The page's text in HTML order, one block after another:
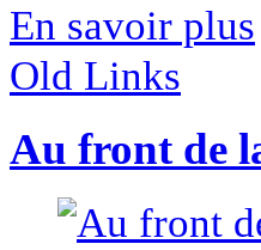
En savoir plus
Old Links
Au front de